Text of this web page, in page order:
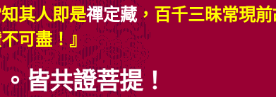
其人即是禪定藏，百千三昧常現
可盡！』
共證菩提！